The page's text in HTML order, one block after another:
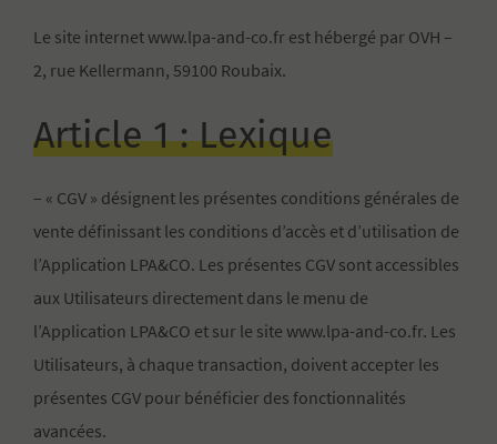
Le site internet www.lpa-and-co.fr est hébergé par OVH –
2, rue Kellermann, 59100 Roubaix.
Article 1 : Lexique
– « CGV » désignent les présentes conditions générales de
vente définissant les conditions d’accès et d’utilisation de
l’Application LPA&CO. Les présentes CGV sont accessibles
aux Utilisateurs directement dans le menu de
l’Application LPA&CO et sur le site www.lpa-and-co.fr. Les
Utilisateurs, à chaque transaction, doivent accepter les
présentes CGV pour bénéficier des fonctionnalités
avancées.